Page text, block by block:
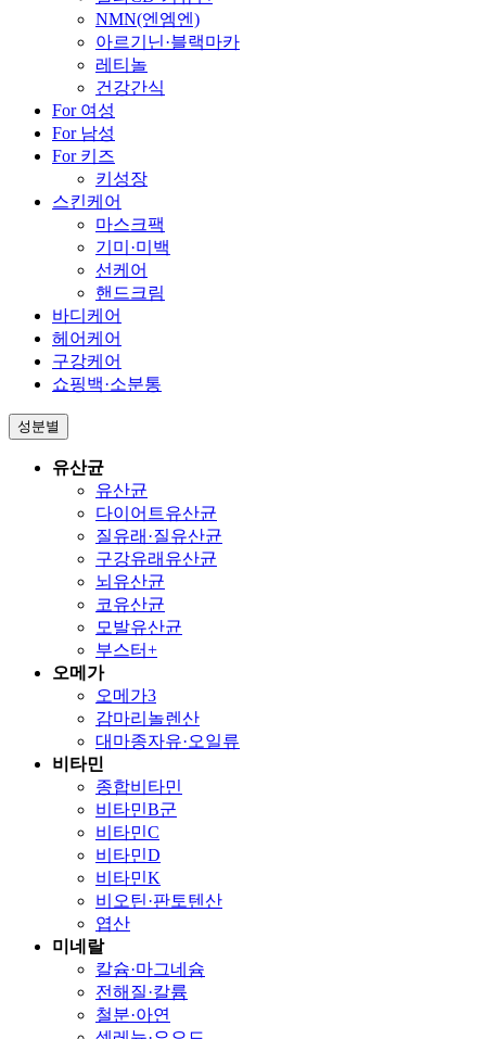
NMN(엔엠엔)
아르기닌·블랙마카
레티놀
건강간식
For 여성
For 남성
For 키즈
키성장
스킨케어
마스크팩
기미·미백
선케어
핸드크림
바디케어
헤어케어
구강케어
쇼핑백·소분통
성분별
유산균
유산균
다이어트유산균
질유래·질유산균
구강유래유산균
뇌유산균
코유산균
모발유산균
부스터+
오메가
오메가3
감마리놀렌산
대마종자유·오일류
비타민
종합비타민
비타민B군
비타민C
비타민D
비타민K
비오틴·판토텐산
엽산
미네랄
칼슘·마그네슘
전해질·칼륨
철분·아연